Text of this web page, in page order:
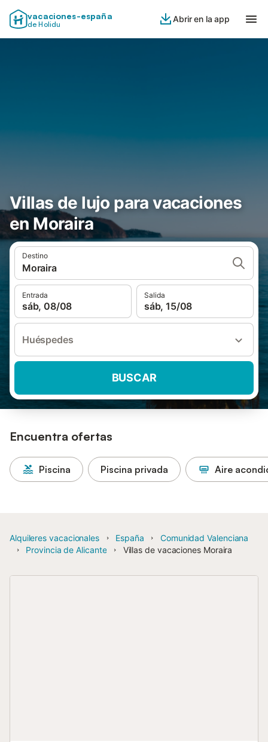
vacaciones-españa
de Holidu
Abrir en la app
Villas de lujo para vacaciones
en Moraira
Destino
Moraira
Entrada
sáb, 08/08
Salida
sáb, 15/08
Huéspedes
BUSCAR
Encuentra ofertas
Piscina Piscina privada Aire
Alquileres vacacionales España
Comunidad Valenciana
Provincia de Alicante
Villas de vacaciones Moraira